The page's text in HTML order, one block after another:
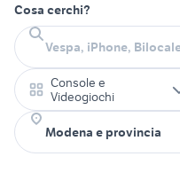
Cosa cerchi?
Console e
Videogiochi